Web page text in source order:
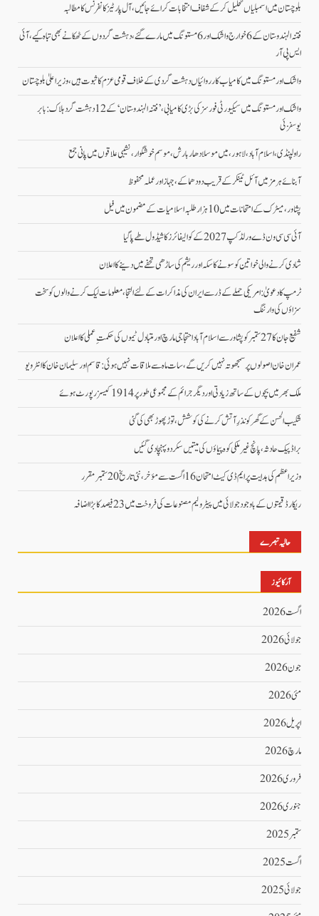
بلوچستان میں اسمبلیاں تحلیل کرکے شفاف انتخابات کرائے جائیں، آل پارٹیز کانفرنس کا مطالبہ
فتنہ الہندوستان کے 6 خوارج واشک اور 6 مستونگ میں مارے گئے، دہشت گردوں کے ٹھکانے بھی تباہ کیے،آئی
ایس پی آر
واشک اور مستونگ میں کامیاب کارروائیاں دہشت گردی کے خلاف قومی عزم کا ثبوت ہیں، وزیر اعلیٰ بلوچستان
واشک اور مستونگ میں سیکیورٹی فورسز کی بڑی کامیابی، ’فتنہ الہندوستان‘ کے 12 دہشت گرد ہلاک: بابر
یوسفزئی
راولپنڈی، اسلام آباد،لاہور، میں موسلادھار بارش،موسم خوشگوار، نشیبی علاقوں میں پانی جمع
آبنائے ہرمز میں آئل ٹینکر کے قریب دو دھماکے، جہاز اور عملہ محفوظ
پشاور، میٹرک کے امتحانات میں 10 ہزار طلبہ اسلامیات کے مضمون میں فیل
آئی سی سی ون ڈے ورلڈکپ 2027 کے کوالیفائرز کا شیڈول طے پاگیا
شادی کرنے والی خواتین کو سونے کا سکہ اور ریشم کی ساڑھی تحفے میں دینے کا اعلان
ٹرمپ کا دعویٰ: امریکی حملے کے ڈر سے ایران کی مذاکرات کے لئے التجا، معلومات لیک کرنے والوں کو سخت
سزاؤں کی وارننگ
شفیع جان کا 27 ستمبر کو پشاور سے اسلام آباد احتجاجی مارچ اور متبادل ٹیموں کی حکمتِ عملی کا اعلان
عمران خان اصولوں پر سمجھوتہ نہیں کریں گے، سات ماہ سے ملاقات نہیں ہوئی: قاسم اور سلیمان خان کا انٹرویو
ملک بھر میں بچوں کے ساتھ زیادتی اور دیگر جرائم کے مجموعی طور پر 1914 کیسز رپورٹ ہوئے
شکیب الحسن کے گھر کو نذرِ آتش کرنے کی کوشش، توڑ پھوڑ بھی کی گئی
براڈ پیک حادثہ، پانچ غیرملکی کوہ پیماؤں کی میتیں سکردو پہنچا دی گئیں
وزیراعظم کی ہدایت پر ایم ڈی کیٹ امتحان 16 اگست سے مؤخر، نئی تاریخ 20 ستمبر مقرر
ریکارڈ قیمتوں کے باوجود جولائی میں پیٹرولیم مصنوعات کی فروخت میں 23 فیصد کا بڑا اضافہ
حالیہ تبصرے
آرکائیوز
اگست 2026
جولائی 2026
جون 2026
مئی 2026
اپریل 2026
مارچ 2026
فروری 2026
جنوری 2026
ستمبر 2025
اگست 2025
جولائی 2025